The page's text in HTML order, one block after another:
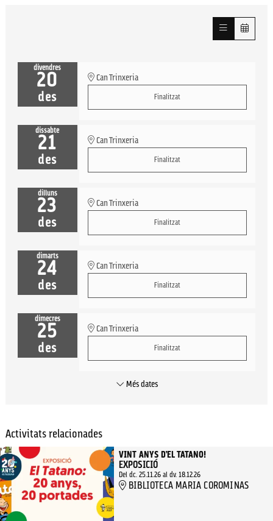
divendres
20
des
Can Trinxeria
Finalitzat
dissabte
21
des
Can Trinxeria
Finalitzat
dilluns
23
des
Can Trinxeria
Finalitzat
dimarts
24
des
Can Trinxeria
Finalitzat
dimecres
25
des
Can Trinxeria
Finalitzat
Més dates
Activitats relacionades
VINT ANYS D’EL TATANO!
EXPOSICIÓ
Del dc. 25.11.26al dv. 18.12.26
BIBLIOTECA MARIA COROMINAS